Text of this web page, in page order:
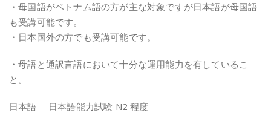
・母国語がベトナム語の方が主な対象ですが日本語が母国語
も受講可能です。
・日本国外の方でも受講可能です。
・母語と通訳言語において十分な運用能力を有しているこ
と。
日本語 日本語能力試験 N2 程度